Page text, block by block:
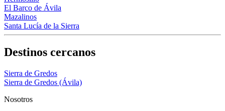
El Barco de Ávila
Mazalinos
Santa Lucía de la Sierra
Destinos cercanos
Sierra de Gredos
Sierra de Gredos (Ávila)
Nosotros